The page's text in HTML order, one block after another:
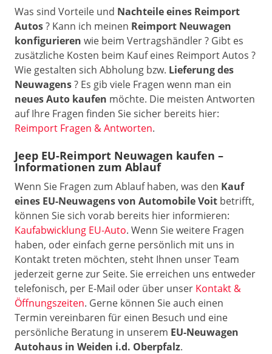
Was sind Vorteile und Nachteile eines Reimport
Autos? Kann ich meinen Reimport Neuwagen
konfigurieren wie beim Vertragshändler ? Gibt es
zusätzliche Kosten beim Kauf eines Reimport Autos ?
Wie gestalten sich Abholung bzw. Lieferung des
Neuwagens? Es gib viele Fragen wenn man ein
neues Auto kaufen möchte. Die meisten Antworten
auf Ihre Fragen finden Sie sicher bereits hier:
Reimport Fragen & Antworten.
Jeep EU-Reimport Neuwagen kaufen –
Informationen zum Ablauf
Wenn Sie Fragen zum Ablauf haben, was den Kauf
eines EU-Neuwagens von Automobile Voit betrifft,
können Sie sich vorab bereits hier informieren:
Kaufabwicklung EU-Auto. Wenn Sie weitere Fragen
haben, oder einfach gerne persönlich mit uns in
Kontakt treten möchten, steht Ihnen unser Team
jederzeit gerne zur Seite. Sie erreichen uns entweder
telefonisch, per E-Mail oder über unser Kontakt &
Öffnungszeiten. Gerne können Sie auch einen
Termin vereinbaren für einen Besuch und eine
persönliche Beratung in unserem EU-Neuwagen
Autohaus in Weiden i.d. Oberpfalz.